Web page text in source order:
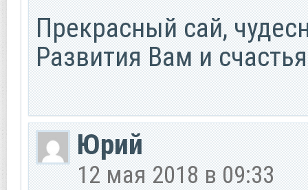
Прекрасный сай,
Развития Вам и
Юрий
12 мая 2018 в 09:33